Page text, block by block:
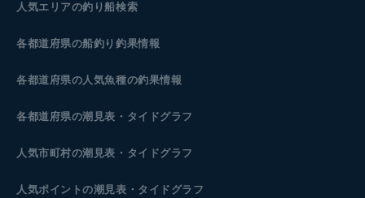
人気エリアの釣り船検索
各都道府県の船釣り釣果情報
各都道府県の人気魚種の釣果情報
各都道府県の潮見表 ・タイドグラフ
人気市町村の潮見表・タイドグラフ
人気ポイントの潮見表・タイドグラフ